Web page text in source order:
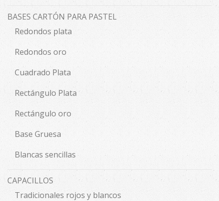
BASES CARTÓN PARA PASTEL
Redondos plata
Redondos oro
Cuadrado Plata
Rectángulo Plata
Rectángulo oro
Base Gruesa
Blancas sencillas
CAPACILLOS
Tradicionales rojos y blancos